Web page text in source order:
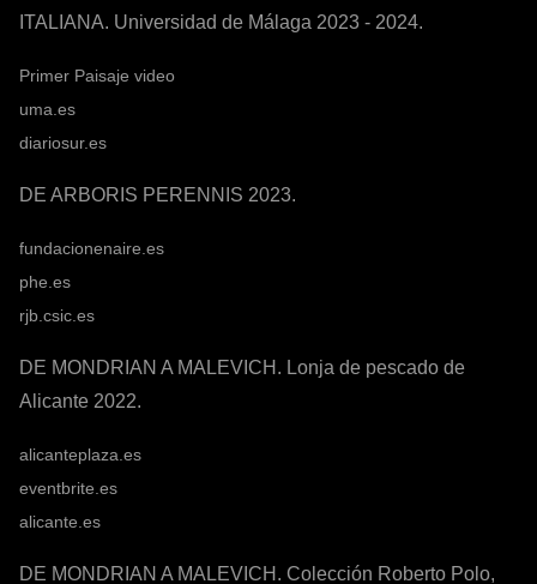
ITALIANA. Universidad de Málaga 2023 - 2024.
Primer Paisaje video
uma.es
diariosur.es
DE ARBORIS PERENNIS 2023.
fundacionenaire.es
phe.es
rjb.csic.es
DE MONDRIAN A MALEVICH. Lonja de pescado de
Alicante 2022.
alicanteplaza.es
eventbrite.es
alicante.es
DE MONDRIAN A MALEVICH. Colección Roberto Polo,